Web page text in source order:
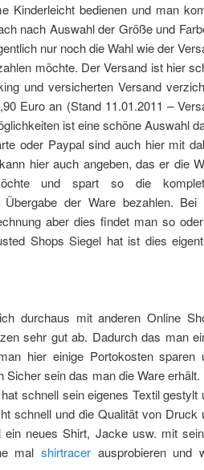
Kinderleicht bedienen und man
nach Auswahl der Größe und
nur noch die Wahl wie der
möchte. Der Versand ist hier
und versicherten Versand
Euro an (Stand 11.01.2011 –
ist eine schöne Auswahl
oder Paypal sind auch hier mit
hier auch angeben, das er die
und spart so die
der Ware bezahlen. Bei
aber dies findet man so
Shops Siegel hat ist dies
durchaus mit anderen Online
sehr gut ab. Dadurch das man
hier einige Portokosten sparen
sein das man die Ware erhält.
schnell sein eigenes Textil gestylt
schnell und die Qualität von Druck
neues Shirt, Jacke usw. mit
malshirtracer ausprobieren und